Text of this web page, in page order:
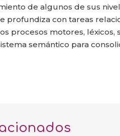
de algunos de sus
profundiza con tareas
procesos motores, léxicos,
semántico para